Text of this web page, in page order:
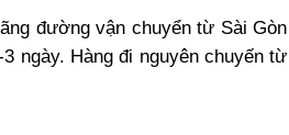
đường vận chuyển từ Sài Gòn
ngày. Hàng đi nguyên chuyến từ